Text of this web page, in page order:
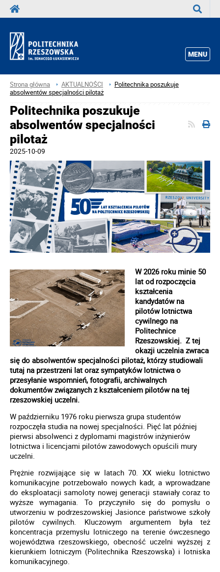
MENU
Strona główna AKTUALNOŚCI
Politechnika poszukuje
absolwentów specjalności pilotaż
Politechnika poszukuje
absolwentów specjalności
pilotaż
2025-10-09
W 2026 roku minie 50
lat od rozpoczęcia
kształcenia
kandydatów na
pilotów lotnictwa
cywilnego na
Politechnice
Rzeszowskiej. Z tej
okazji uczelnia zwraca
się do absolwentów specjalności pilotaż, którzy studiowali
tutaj na przestrzeni lat oraz sympatyków lotnictwa o
przesyłanie wspomnień, fotografii, archiwalnych
dokumentów związanych z kształceniem pilotów na tej
rzeszowskiej uczelni.
W październiku 1976 roku pierwsza grupa studentów
rozpoczęła studia na nowej specjalności. Pięć lat później
pierwsi absolwenci z dyplomami magistrów inżynierów
lotnictwa i licencjami pilotów zawodowych opuścili mury
uczelni.
Prężnie rozwijające się w latach 70. XX wieku lotnictwo
komunikacyjne potrzebowało nowych kadr, a wprowadzane
do eksploatacji samoloty nowej generacji stawiały coraz to
wyższe wymagania. To przyczyniło się do pomysłu o
utworzeniu w podrzeszowskiej Jasionce państwowe szkoły
pilotów cywilnych. Kluczowym argumentem była też
koncentracja przemysłu lotniczego na terenie ówczesnego
województwa rzeszowskiego, obecność uczelni wyższej z
kierunkiem lotniczym (Politechnika Rzeszowska) i lotniska
komunikacyjnego.